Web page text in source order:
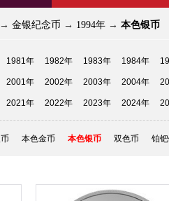
→ 金银纪念币 → 1994年 → 本色银币
1981年 1982年 1983年 1984年
2001年 2002年 2003年 2004年
2021年 2022年 2023年 2024年
本色金币 本色银币 双色币 铂